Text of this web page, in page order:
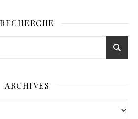
RECHERCHE
ARCHIVES